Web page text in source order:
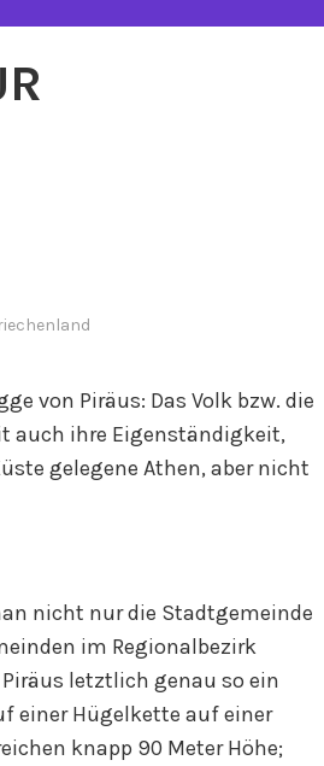
von Piräus: Das Volk bzw. die
auch ihre Eigenständigkeit,
gelegene Athen, aber nicht
nicht nur die Stadtgemeinde
im Regionalbezirk
letztlich genau so ein
einer Hügelkette auf einer
knapp 90 Meter Höhe;